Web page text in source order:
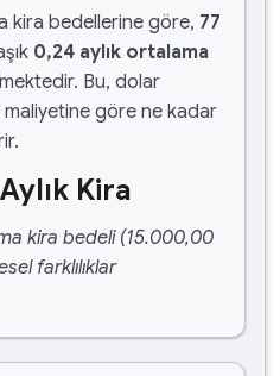
kira bedellerine göre, 77
0,24 aylık ortalama
Bu, dolar
maliyetine göre ne kadar
Kira
kira bedeli (15.000,00
farklılıklar